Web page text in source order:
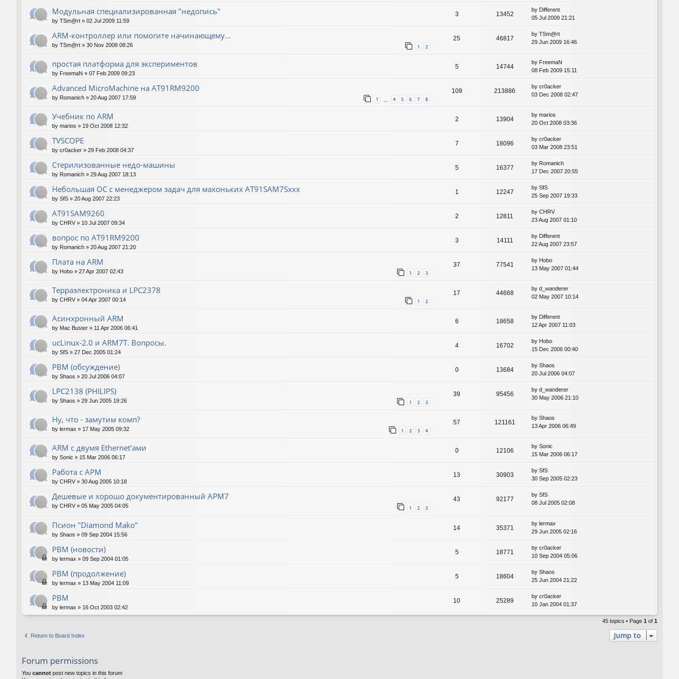
Модульная специализированная "недопись"
by TSm@rt » 02 Jul 2009 11:59
3 13452
by Different
05 Jul 2009 21:21
ARM-контроллер или помогите начинающему...
by TSm@rt » 30 Nov 2008 08:26 1 2
25 46817
by TSm@rt
29 Jun 2009 16:46
простая платформа для экспериментов
by FreemaN » 07 Feb 2009 09:23
5 14744
by FreemaN
08 Feb 2009 15:11
Advanced MicroMachine на AT91RM9200
by Romanich » 20 Aug 2007 17:59 1 … 4 5 6 7 8
109 213886
by cr0acker
03 Dec 2008 02:47
Учебник по ARM
by marios » 19 Oct 2008 12:32
2 13904
by marios
20 Oct 2008 03:36
TVSCOPE
by cr0acker » 29 Feb 2008 04:37
7 18096
by cr0acker
03 Mar 2008 23:51
Стерилизованные недо-машины
by Romanich » 29 Aug 2007 18:13
5 16377
by Romanich
17 Dec 2007 20:55
Небольшая ОС с менеджером задач для махоньких AT91SAM7Sxxx
by SfS » 20 Aug 2007 22:23
1 12247
by SfS
25 Sep 2007 19:33
AT91SAM9260
by CHRV » 10 Jul 2007 09:34
2 12811
by CHRV
23 Aug 2007 01:10
вопрос по AT91RM9200
by Romanich » 20 Aug 2007 21:20
3 14111
by Different
22 Aug 2007 23:57
Плата на ARM
by Hobo » 27 Apr 2007 02:43 1 2 3
37 77541
by Hobo
13 May 2007 01:44
Терраэлектроника и LPC2378
by CHRV » 04 Apr 2007 00:14 1 2
17 44668
by d_wanderer
02 May 2007 10:14
Асинхронный ARM
by Mac Buster » 11 Apr 2006 06:41
6 18658
by Different
12 Apr 2007 11:03
ucLinux-2.0 и ARM7T. Вопросы.
by SfS » 27 Dec 2005 01:24
4 16702
by Hobo
15 Dec 2006 00:40
РВМ (обсуждение)
by Shaos » 20 Jul 2006 04:07
0 13684
by Shaos
20 Jul 2006 04:07
LPC2138 (PHILIPS)
by Shaos » 29 Jun 2005 19:26 1 2 3
39 95456
by d_wanderer
30 May 2006 21:10
Ну, что - замутим комп?
by lermax » 17 May 2005 09:32 1 2 3 4
57 121161
by Shaos
13 Apr 2006 06:49
ARM с двумя Ethernet'ами
by Sonic » 15 Mar 2006 06:17
0 12106
by Sonic
15 Mar 2006 06:17
Работа с АРМ
by CHRV » 30 Aug 2005 10:18
13 30903
by SfS
30 Sep 2005 02:23
Дешевые и хорошо документированный АРМ7
by CHRV » 05 May 2005 04:05 1 2 3
43 92177
by SfS
08 Jul 2005 02:08
Псион "Diamond Mako"
by Shaos » 09 Sep 2004 15:56
14 35371
by lermax
29 Jun 2005 02:16
РВМ (новости)
by lermax » 09 Sep 2004 01:05
5 18771
by cr0acker
10 Sep 2004 05:06
РВМ (продолжение)
by lermax » 13 May 2004 11:09
5 18604
by Shaos
25 Jun 2004 21:22
РВМ
by lermax » 16 Oct 2003 02:42
10 25289
by cr0acker
10 Jan 2004 01:37
45 topics • Page 1 of 1
Return to Board Index Jump to
Forum permissions
You cannot post new topics in this forum